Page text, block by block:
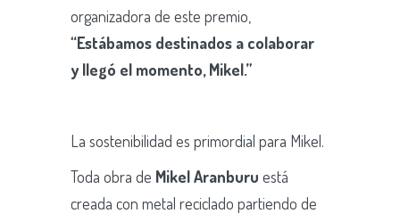
organizadora de este premio,
“Estábamos destinados a colaborar
y llegó el momento, Mikel.”
La sostenibilidad es primordial para Mikel.
Toda obra de Mikel Aranburu está
creada con metal reciclado partiendo de